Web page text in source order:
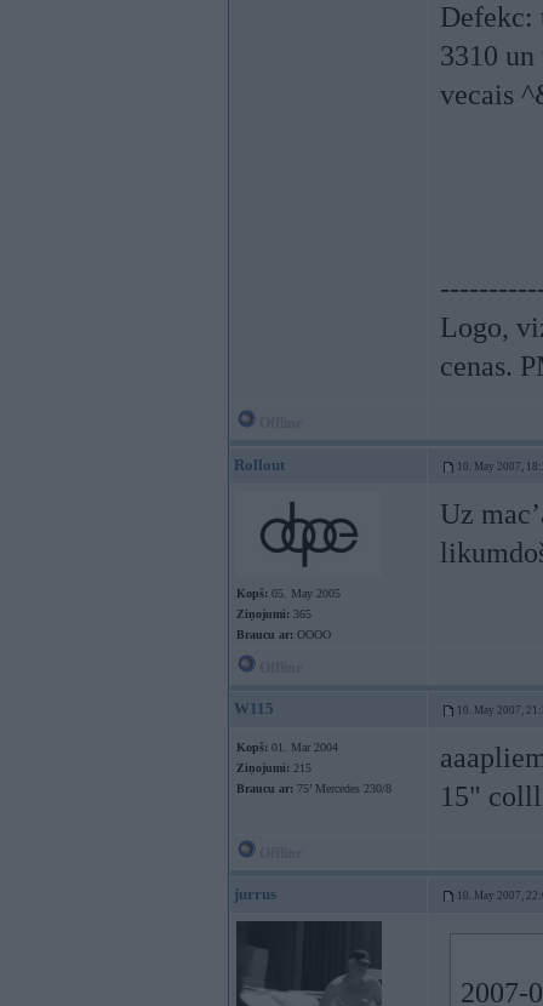
3310
vecais
Logo,
cenas.
Rollout 10. May 2007,
Kopš: 05. May 2005
Ziņojumi: 365
Braucu ar: OOOO
Uz
W115 10. May 2007,
Kopš: 01. Mar 2004
Ziņojumi: 215
Braucu ar: 75’ Mercedes 230/8
15"
jurrus 10. May 2007,
2007-